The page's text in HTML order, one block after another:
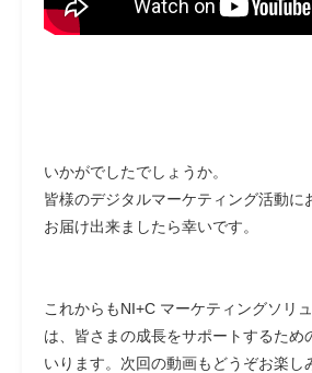
いかがでしたでしょうか。
皆様のデジタルマーケティング活動に
お届け出来ましたら幸いです。
これからもNI+C マーケティングソリ
は、皆さまの成長をサポートするため
いります。次回の動画もどうぞお楽し